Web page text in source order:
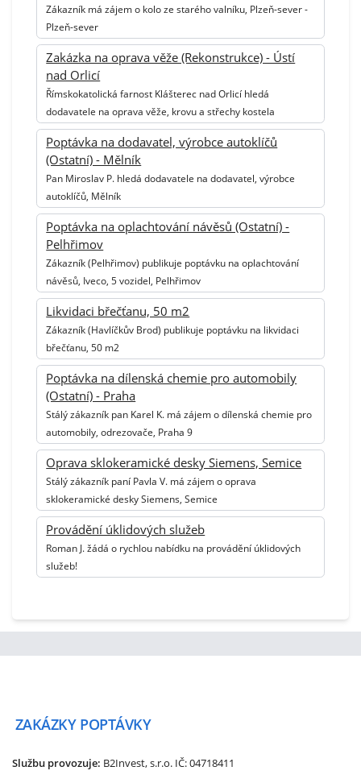
Zákazník má zájem o kolo ze starého valníku, Plzeň-sever -
Plzeň-sever
Zakázka na oprava věže (Rekonstrukce) - Ústí
nad Orlicí
Římskokatolická farnost Klášterec nad Orlicí hledá
dodavatele na oprava věže, krovu a střechy kostela
Poptávka na dodavatel, výrobce autoklíčů
(Ostatní) - Mělník
Pan Miroslav P. hledá dodavatele na dodavatel, výrobce
autoklíčů, Mělník
Poptávka na oplachtování návěsů (Ostatní) -
Pelhřimov
Zákazník (Pelhřimov) publikuje poptávku na oplachtování
návěsů, Iveco, 5 vozidel, Pelhřimov
Likvidaci břečťanu, 50 m2
Zákazník (Havlíčkův Brod) publikuje poptávku na likvidaci
břečťanu, 50 m2
Poptávka na dílenská chemie pro automobily
(Ostatní) - Praha
Stálý zákazník pan Karel K. má zájem o dílenská chemie pro
automobily, odrezovače, Praha 9
Oprava sklokeramické desky Siemens, Semice
Stálý zákazník paní Pavla V. má zájem o oprava
sklokeramické desky Siemens, Semice
Provádění úklidových služeb
Roman J. žádá o rychlou nabídku na provádění úklidových
služeb!
ZAKÁZKY POPTÁVKY
Službu provozuje: B2Invest, s.r.o. IČ: 04718411